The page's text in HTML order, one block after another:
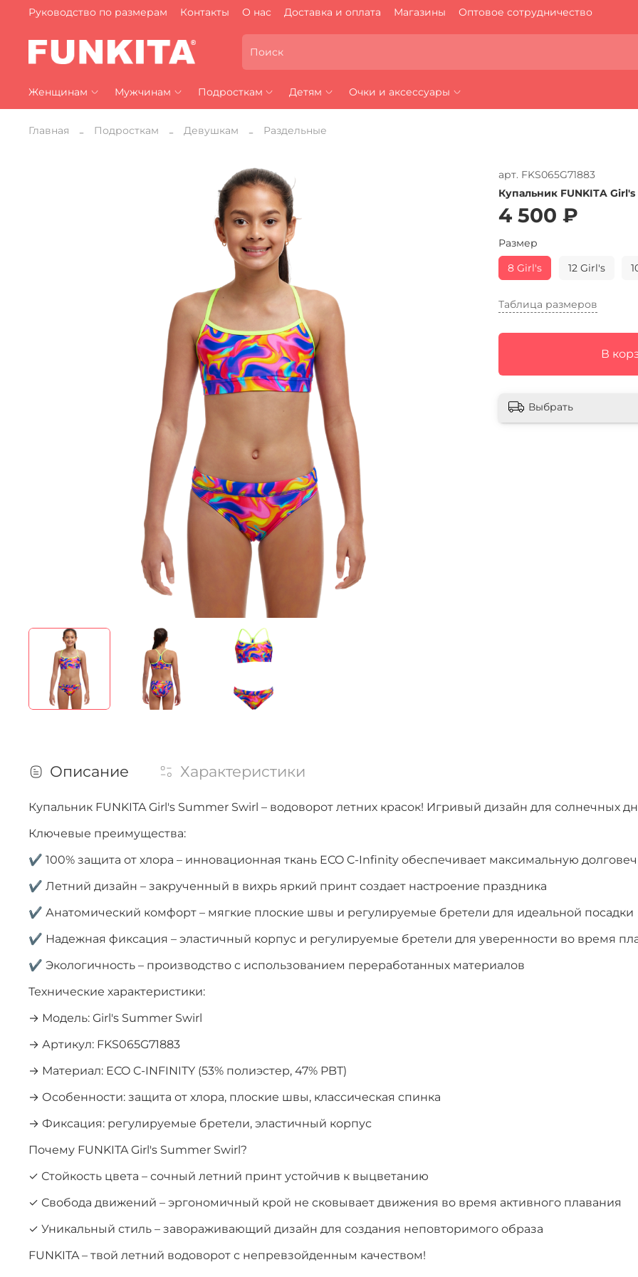
Руководство по размерам Контакты О нас Доставка и оплата Магазины Оптовое сотрудничество
Женщинам Мужчинам Подросткам Детям Очки и аксессуары
Главная Подросткам Девушкам Раздельные
арт. FKS065G71883
Купальник FUNKITA
4 500 ₽
Таблица размеров
В
Размер
8 Girl's
12 Girl's
Выбрать
Описание Характеристики
Купальник FUNKITA Girl's Summer Swirl – водоворот летних красок! Игривый дизайн для солнечных
Ключевые преимущества:
✔ 100% защита от хлора – инновационная ткань ECO C-Infinity обеспечивает максимальную
✔ Летний дизайн – закрученный в вихрь яркий принт создает настроение праздника
✔ Анатомический комфорт – мягкие плоские швы и регулируемые бретели для идеальной посадки
✔ Надежная фиксация – эластичный корпус и регулируемые бретели для уверенности во время
✔ Экологичность – производство с использованием переработанных материалов
Технические характеристики:
→ Модель: Girl's Summer Swirl
→ Артикул: FKS065G71883
→ Материал: ECO C-INFINITY (53% полиэстер, 47% PBT)
→ Особенности: защита от хлора, плоские швы, классическая спинка
→ Фиксация: регулируемые бретели, эластичный корпус
Почему FUNKITA Girl's Summer Swirl?
✓ Стойкость цвета – сочный летний принт устойчив к выцветанию
✓ Свобода движений – эргономичный крой не сковывает движения во время активного плавания
✓ Уникальный стиль – завораживающий дизайн для создания неповторимого образа
FUNKITA – твой летний водоворот с непревзойденным качеством!